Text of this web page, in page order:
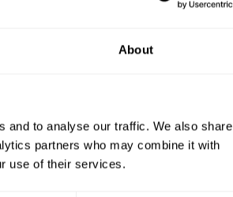
About
and to analyse our traffic. We also share
partners who may combine it with
use of their services.
que 25 places
Le
les EHPAD
avec une
ou urbain créés